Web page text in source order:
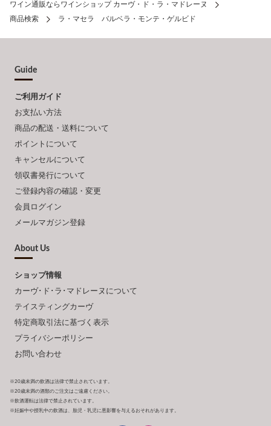
ワイン通販ならワインショップ カーヴ・ド・ラ・マドレーヌ
商品検索
ラ・マセラ バルベラ・モンテ・ゲルビド
Guide
ご利用ガイド
お支払い方法
商品の配送・送料について
ポイントについて
キャンセルについて
領収書発行について
ご登録内容の確認・変更
会員ログイン
メールマガジン登録
About Us
ショップ情報
カーヴ･ド･ラ･マドレーヌについて
テイスティングカーヴ
特定商取引法に基づく表示
プライバシーポリシー
お問い合わせ
※20歳未満の飲酒は法律で禁止されています。
※20歳未満の酒類のご注文はご遠慮ください。
※飲酒運転は法律で禁止されています。
※妊娠中や授乳中の飲酒は、胎児・乳児に悪影響を与えるおそれがあります。